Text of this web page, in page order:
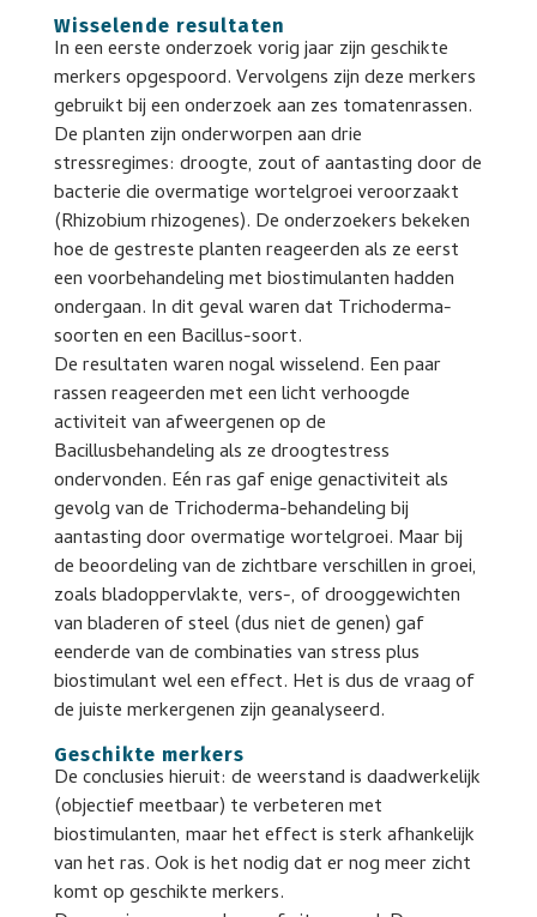
Wisselende resultaten
In een eerste onderzoek vorig jaar zijn geschikte
merkers opgespoord. Vervolgens zijn deze merkers
gebruikt bij een onderzoek aan zes tomatenrassen.
De planten zijn onderworpen aan drie
stressregimes: droogte, zout of aantasting door de
bacterie die overmatige wortelgroei veroorzaakt
(Rhizobium rhizogenes). De onderzoekers bekeken
hoe de gestreste planten reageerden als ze eerst
een voorbehandeling met biostimulanten hadden
ondergaan. In dit geval waren dat Trichoderma-
soorten en een Bacillus-soort.
De resultaten waren nogal wisselend. Een paar
rassen reageerden met een licht verhoogde
activiteit van afweergenen op de
Bacillusbehandeling als ze droogtestress
ondervonden. Eén ras gaf enige genactiviteit als
gevolg van de Trichoderma-behandeling bij
aantasting door overmatige wortelgroei. Maar bij
de beoordeling van de zichtbare verschillen in groei,
zoals bladoppervlakte, vers-, of drooggewichten
van bladeren of steel (dus niet de genen) gaf
eenderde van de combinaties van stress plus
biostimulant wel een effect. Het is dus de vraag of
de juiste merkergenen zijn geanalyseerd.
Geschikte merkers
De conclusies hieruit: de weerstand is daadwerkelijk
(objectief meetbaar) te verbeteren met
biostimulanten, maar het effect is sterk afhankelijk
van het ras. Ook is het nodig dat er nog meer zicht
komt op geschikte merkers.